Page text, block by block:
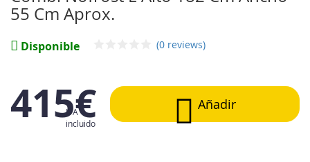
55 Cm Aprox.
Disponible (0 reviews)
415€
IVA
incluido
Añadir
galería
de